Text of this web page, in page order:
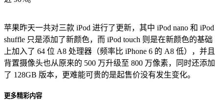
苹果昨天一共对三款 iPod 进行了更新，其中 iPod nano 和 iPod
shuffle 只是添加了新颜色，而 iPod touch 则是在新颜色的基础
上加入了 64 位 A8 处理器（频率比 iPhone 6 的 A8 低），并且
背置摄像头也从原来的 500 万升级至 800 万像素，同时还添加
了 128GB 版本，更难能可贵的是起售价没有发生变化。
更多精彩内容